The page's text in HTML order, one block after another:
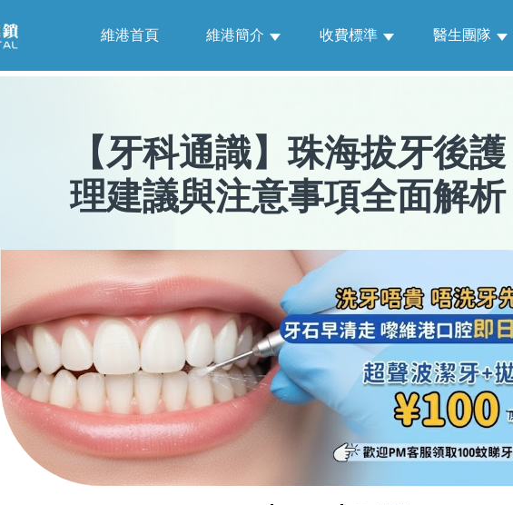
維港首頁 維港簡介 收費標準 醫生團隊
【牙科通識】珠海拔牙後護
理建議與注意事項全面解析